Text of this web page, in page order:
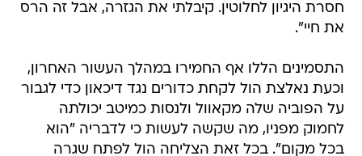
חסרת היגיון לחלוטין. קיבלתי את הגזרה, אבל זה הרס
את חיי".
התסמינים הללו אף החמירו במהלך העשור האחרון,
וכעת נאלצת הול לקחת כדורים נגד דיכאון כדי לגבור
על הפוביה שלה מקאוול ולנסות כמיטב יכולתה
לחמוק מפניו, מה שקשה לעשות כי לדבריה "הוא
בכל מקום". בכל זאת הצליחה הול לפתח שגרה